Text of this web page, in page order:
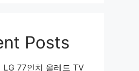
Posts
LG 77인치 올레드 TV